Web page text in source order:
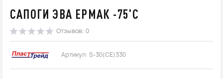
САПОГИ ЭВА ЕРМАК -75'C
Отзывов: 0
Артикул: S-30(СЕ)330